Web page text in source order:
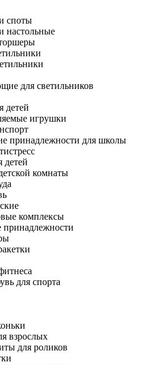
споты
настольные
для светильников
детей
игрушки
принадлежности для школы
детей
комнаты
комплексы
для спорта
взрослых
для роликов